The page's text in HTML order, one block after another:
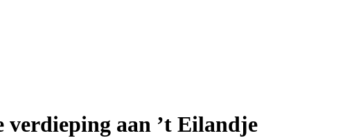
verdieping aan ’t Eilandje